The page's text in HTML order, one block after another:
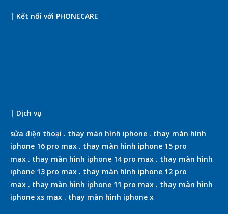
| Kết nối với PHONECARE
| Dịch vụ
sửa điện thoại . thay màn hình iphone . thay màn hình
iphone 16 pro max . thay màn hình iphone 15 pro
max . thay màn hình iphone 14 pro max . thay màn hình
iphone 13 pro max . thay màn hình iphone 12 pro
max . thay màn hình iphone 11 pro max . thay màn hình
iphone xs max . thay màn hình iphone x